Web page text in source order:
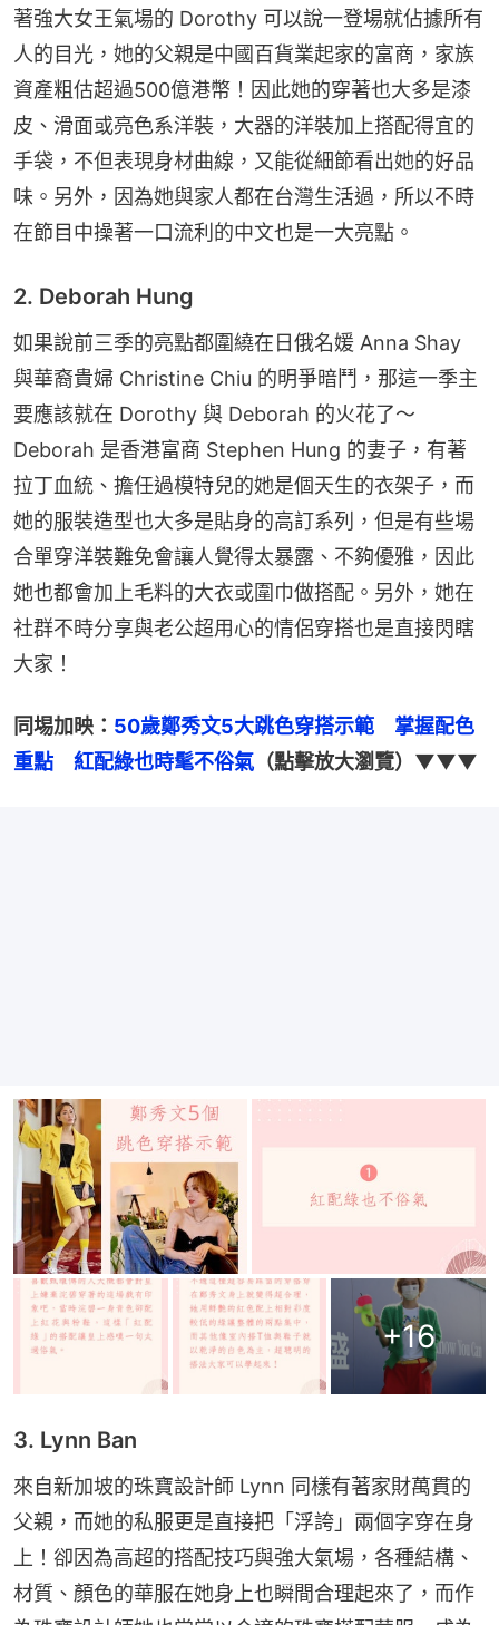
著強大女王氣場的 Dorothy 可以說一登場就佔據所有
人的目光，她的父親是中國百貨業起家的富商，家族
資產粗估超過500億港幣！因此她的穿著也大多是漆
皮、滑面或亮色系洋裝，大器的洋裝加上搭配得宜的
手袋，不但表現身材曲線，又能從細節看出她的好品
味。另外，因為她與家人都在台灣生活過，所以不時
在節目中操著一口流利的中文也是一大亮點。
2. Deborah Hung
如果說前三季的亮點都圍繞在日俄名媛 Anna Shay
與華裔貴婦 Christine Chiu 的明爭暗鬥，那這一季主
要應該就在 Dorothy 與 Deborah 的火花了～
Deborah 是香港富商 Stephen Hung 的妻子，有著
拉丁血統、擔任過模特兒的她是個天生的衣架子，而
她的服裝造型也大多是貼身的高訂系列，但是有些場
合單穿洋裝難免會讓人覺得太暴露、不夠優雅，因此
她也都會加上毛料的大衣或圍巾做搭配。另外，她在
社群不時分享與老公超用心的情侶穿搭也是直接閃瞎
大家！
同埸加映： 50歲鄭秀文5大跳色穿搭示範　掌握配色
重點　紅配綠也時髦不俗氣 （點擊放大瀏覽）▼▼▼
+16
3. Lynn Ban
來自新加坡的珠寶設計師 Lynn 同樣有著家財萬貫的
父親，而她的私服更是直接把「浮誇」兩個字穿在身
上！卻因為高超的搭配技巧與強大氣場，各種結構、
材質、顏色的華服在她身上也瞬間合理起來了，而作